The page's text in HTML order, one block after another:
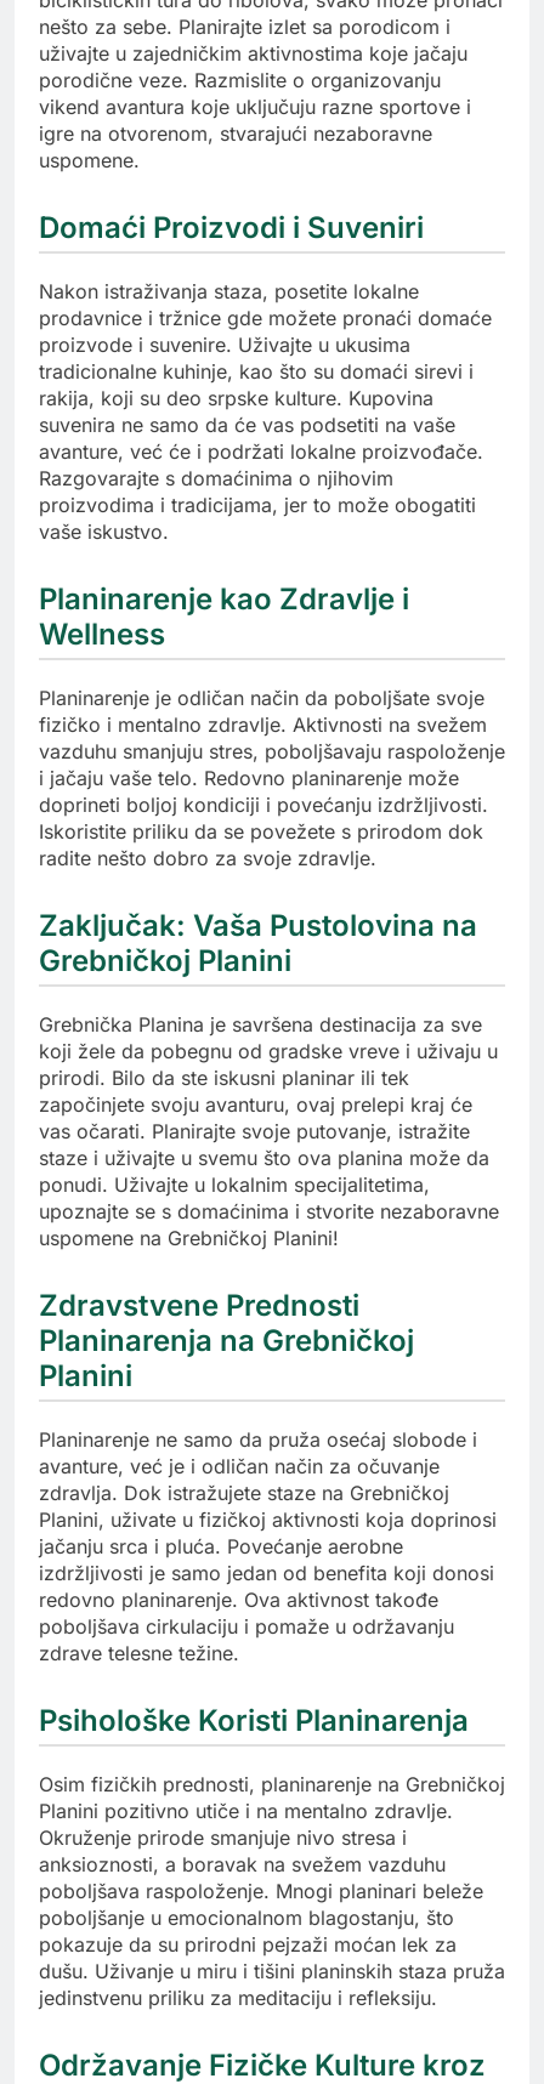
nešto za sebe. Planirajte izlet sa porodicom i
uživajte u zajedničkim aktivnostima koje jačaju
porodične veze. Razmislite o organizovanju
vikend avantura koje uključuju razne sportove i
igre na otvorenom, stvarajući nezaboravne
uspomene.
Domaći Proizvodi i Suveniri
Nakon istraživanja staza, posetite lokalne
prodavnice i tržnice gde možete pronaći domaće
proizvode i suvenire. Uživajte u ukusima
tradicionalne kuhinje, kao što su domaći sirevi i
rakija, koji su deo srpske kulture. Kupovina
suvenira ne samo da će vas podsetiti na vaše
avanture, već će i podržati lokalne proizvođače.
Razgovarajte s domaćinima o njihovim
proizvodima i tradicijama, jer to može obogatiti
vaše iskustvo.
Planinarenje kao Zdravlje i
Wellness
Planinarenje je odličan način da poboljšate svoje
fizičko i mentalno zdravlje. Aktivnosti na svežem
vazduhu smanjuju stres, poboljšavaju raspoloženje
i jačaju vaše telo. Redovno planinarenje može
doprineti boljoj kondiciji i povećanju izdržljivosti.
Iskoristite priliku da se povežete s prirodom dok
radite nešto dobro za svoje zdravlje.
Zaključak: Vaša Pustolovina na
Grebničkoj Planini
Grebnička Planina je savršena destinacija za sve
koji žele da pobegnu od gradske vreve i uživaju u
prirodi. Bilo da ste iskusni planinar ili tek
započinjete svoju avanturu, ovaj prelepi kraj će
vas očarati. Planirajte svoje putovanje, istražite
staze i uživajte u svemu što ova planina može da
ponudi. Uživajte u lokalnim specijalitetima,
upoznajte se s domaćinima i stvorite nezaboravne
uspomene na Grebničkoj Planini!
Zdravstvene Prednosti
Planinarenja na Grebničkoj
Planini
Planinarenje ne samo da pruža osećaj slobode i
avanture, već je i odličan način za očuvanje
zdravlja. Dok istražujete staze na Grebničkoj
Planini, uživate u fizičkoj aktivnosti koja doprinosi
jačanju srca i pluća. Povećanje aerobne
izdržljivosti je samo jedan od benefita koji donosi
redovno planinarenje. Ova aktivnost takođe
poboljšava cirkulaciju i pomaže u održavanju
zdrave telesne težine.
Psihološke Koristi Planinarenja
Osim fizičkih prednosti, planinarenje na Grebničkoj
Planini pozitivno utiče i na mentalno zdravlje.
Okruženje prirode smanjuje nivo stresa i
anksioznosti, a boravak na svežem vazduhu
poboljšava raspoloženje. Mnogi planinari beleže
poboljšanje u emocionalnom blagostanju, što
pokazuje da su prirodni pejzaži moćan lek za
dušu. Uživanje u miru i tišini planinskih staza pruža
jedinstvenu priliku za meditaciju i refleksiju.
Održavanje Fizičke Kulture kroz